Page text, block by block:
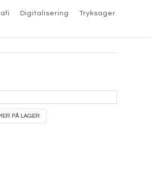
Digitalisering
Tryksager
PÅ LAGER